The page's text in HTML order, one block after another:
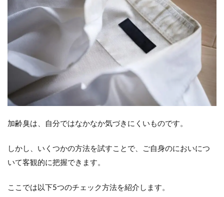
加齢臭は、自分ではなかなか気づきにくいものです。
しかし、いくつかの方法を試すことで、ご自身のにおいにつ
いて客観的に把握できます。
ここでは以下5つのチェック方法を紹介します。